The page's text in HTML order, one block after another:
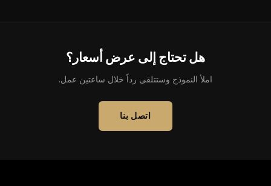
هل تحتاج إلى عرض أسعار؟
املأ النموذج وستتلقى رداً خلال ساعتين عمل.
اتصل بنا